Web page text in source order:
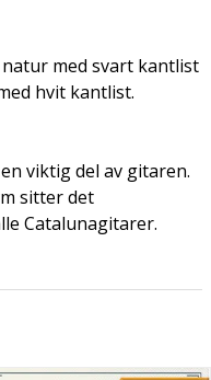
med svart kantlist
hvit kantlist.
viktig del av gitaren.
sitter det
Catalunagitarer.